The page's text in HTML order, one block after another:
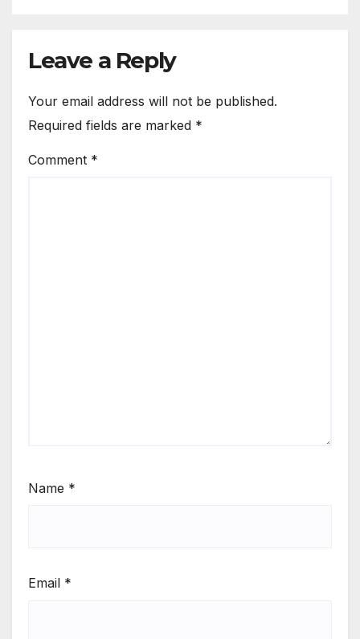
Leave a Reply
Your email address will not be published.
Required fields are marked *
Comment *
Name *
Email *